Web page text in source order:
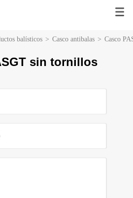
balísticos > Casco antibalas > Casco
sin tornillos